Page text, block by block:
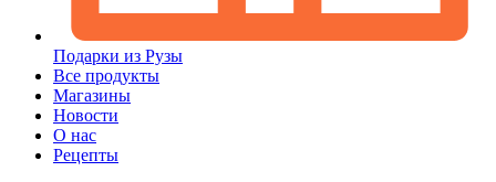
Подарки из Рузы
Все продукты
Магазины
Новости
О нас
Рецепты